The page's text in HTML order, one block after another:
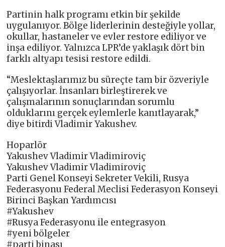
Partinin halk programı etkin bir şekilde
uygulanıyor. Bölge liderlerinin desteğiyle yollar,
okullar, hastaneler ve evler restore ediliyor ve
inşa ediliyor. Yalnızca LPR’de yaklaşık dört bin
farklı altyapı tesisi restore edildi.
“Meslektaşlarımız bu süreçte tam bir özveriyle
çalışıyorlar. İnsanları birleştirerek ve
çalışmalarının sonuçlarından sorumlu
olduklarını gerçek eylemlerle kanıtlayarak,”
diye bitirdi Vladimir Yakushev.
Hoparlör
Yakushev Vladimir Vladimiroviç
Yakushev Vladimir Vladimiroviç
Parti Genel Konseyi Sekreter Vekili, Rusya
Federasyonu Federal Meclisi Federasyon Konseyi
Birinci Başkan Yardımcısı
#Yakushev
#Rusya Federasyonu ile entegrasyon
#yeni bölgeler
#parti binası